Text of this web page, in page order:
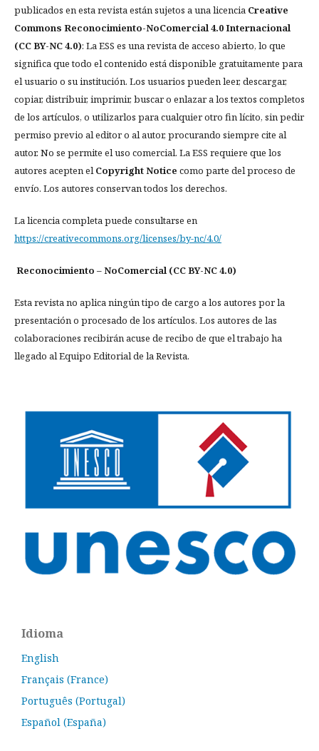
publicados en esta revista están sujetos a una licencia Creative
Commons Reconocimiento-NoComercial 4.0 Internacional
(CC BY-NC 4.0): La ESS es una revista de acceso abierto, lo que
significa que todo el contenido está disponible gratuitamente para
el usuario o su institución. Los usuarios pueden leer, descargar,
copiar, distribuir, imprimir, buscar o enlazar a los textos completos
de los artículos, o utilizarlos para cualquier otro fin lícito, sin pedir
permiso previo al editor o al autor, procurando siempre cite al
autor. No se permite el uso comercial. La ESS requiere que los
autores acepten elCopyright Notice como parte del proceso de
envío. Los autores conservan todos los derechos.
La licencia completa puede consultarse en
https://creativecommons.org/licenses/by-nc/4.0/
Reconocimiento – NoComercial (CC BY-NC 4.0)
Esta revista no aplica ningún tipo de cargo a los autores por la
presentación o procesado de los artículos. Los autores de las
colaboraciones recibirán acuse de recibo de que el trabajo ha
llegado al Equipo Editorial de la Revista.
Idioma
English
Français (France)
Português (Portugal)
Español (España)